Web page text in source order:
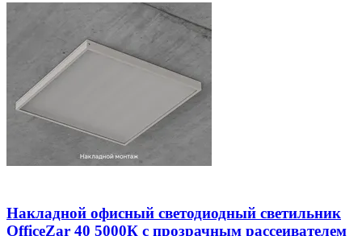
Накладной офисный светодиодный светильник
OfficeZar 40 5000К с прозрачным рассеивателем